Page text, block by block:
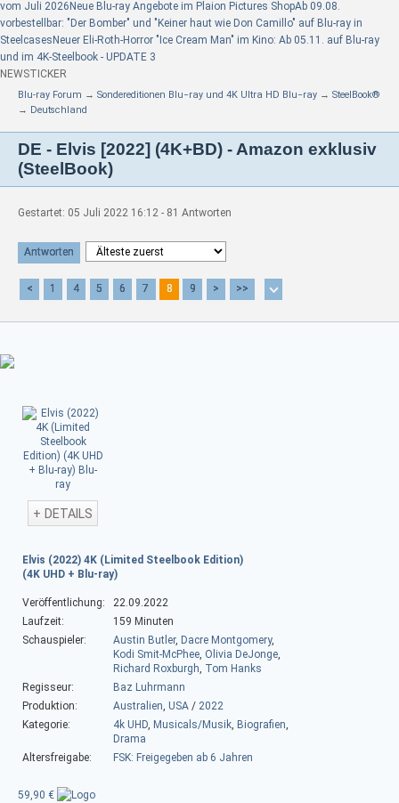
vom Juli 2026 Neue Blu-ray Angebote im Plaion Pictures ShopAb 09.08.
vorbestellbar: "Der Bomber" und "Keiner haut wie Don Camillo" auf Blu-ray in
Steelcases Neuer Eli-Roth-Horror "Ice Cream Man" im Kino: Ab 05.11. auf Blu-ray
und im 4K-Steelbook - UPDATE 3
NEWSTICKER
Blu-ray Forum → Sondereditionen Blu−ray und 4K Ultra HD Blu−ray → SteelBook®
→ Deutschland
DE - Elvis [2022] (4K+BD) - Amazon exklusiv
(SteelBook)
Gestartet: 05 Juli 2022 16:12 - 81 Antworten
Antworten
< 1 4 5 6 7 8 9 > >>
+ DETAILS
Elvis (2022) 4K (Limited Steelbook Edition)
(4K UHD + Blu-ray)
Veröffentlichung:
22.09.2022
Laufzeit:
159 Minuten
Schauspieler:
Austin Butler, Dacre Montgomery,
Kodi Smit-McPhee, Olivia DeJonge,
Richard Roxburgh, Tom Hanks
Regisseur:
Baz Luhrmann
Produktion:
Australien, USA / 2022
Kategorie:
4k UHD, Musicals/Musik, Biografien,
Drama
Altersfreigabe:
FSK: Freigegeben ab 6 Jahren
59,90 €